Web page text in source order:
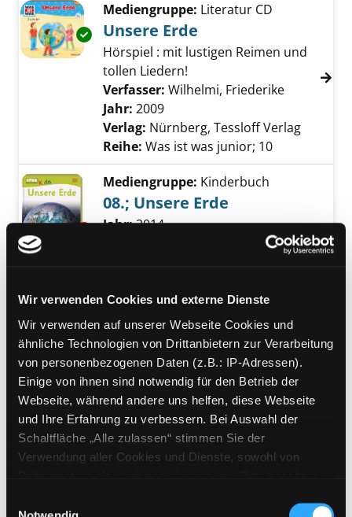
Wir verwenden Cookies und externe Dienste
Wir verwenden auf unserer Webseite Cookies und
ähnliche Technologien von Drittanbietern zur Verarbeitung
von personenbezogenen Daten (z.B.: IP-Adressen).
Einige von ihnen sind notwendig für den Betrieb der
Webseite, während andere uns helfen, diese Webseite
und Ihre Erfahrung zu verbessern. Bei Auswahl der
Schaltfläche „Alle zulassen“ stimmen Sie der
Verwendung aller Cookies und Dienste, sowohl von
Cookies von Drittanbietern, eine Verarbeitung in
Exemplar-Details von Unsere Erde anzeigen
Mediengruppe: Literatur CD
Unsere Erde
Hörspiel : mit lustigen Reimen und
tollen Liedern!
Verfasser: Wilhelmi, Friederike
Jahr: 2009
Verlag: Nürnberg, Tessloff Verlag
Reihe: Was ist was junior; 10
Exemplar-Details von 08.; Unsere Erde
Mediengruppe: Kinderbuch
08.; Unsere Erde
Suche nach diesem Verfasser
Jahr:2014
Bandangabe:08.
Exemplar-Details von Vandana Shiva - Ein
Mediengruppe: DVD
Vandana Shiva - Ein Leben
für die Erde
Verfasser: Becket, Camilla Denton
[Regie]Suche nach diesem Verfasser
Jahr:2021
Verlag: [o.O.], Mindjazz Pictures